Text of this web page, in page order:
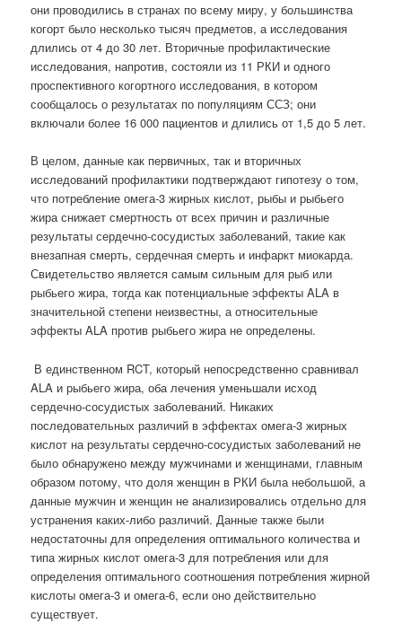
они проводились в странах по всему миру, у большинства
когорт было несколько тысяч предметов, а исследования
длились от 4 до 30 лет. Вторичные профилактические
исследования, напротив, состояли из 11 РКИ и одного
проспективного когортного исследования, в котором
сообщалось о результатах по популяциям ССЗ; они
включали более 16 000 пациентов и длились от 1,5 до 5 лет.
В целом, данные как первичных, так и вторичных
исследований профилактики подтверждают гипотезу о том,
что потребление омега-3 жирных кислот, рыбы и рыбьего
жира снижает смертность от всех причин и различные
результаты сердечно-сосудистых заболеваний, такие как
внезапная смерть, сердечная смерть и инфаркт миокарда.
Свидетельство является самым сильным для рыб или
рыбьего жира, тогда как потенциальные эффекты ALA в
значительной степени неизвестны, а относительные
эффекты ALA против рыбьего жира не определены.
В единственном RCT, который непосредственно сравнивал
ALA и рыбьего жира, оба лечения уменьшали исход
сердечно-сосудистых заболеваний. Никаких
последовательных различий в эффектах омега-3 жирных
кислот на результаты сердечно-сосудистых заболеваний не
было обнаружено между мужчинами и женщинами, главным
образом потому, что доля женщин в РКИ была небольшой, а
данные мужчин и женщин не анализировались отдельно для
устранения каких-либо различий. Данные также были
недостаточны для определения оптимального количества и
типа жирных кислот омега-3 для потребления или для
определения оптимального соотношения потребления жирной
кислоты омега-3 и омега-6, если оно действительно
существует.